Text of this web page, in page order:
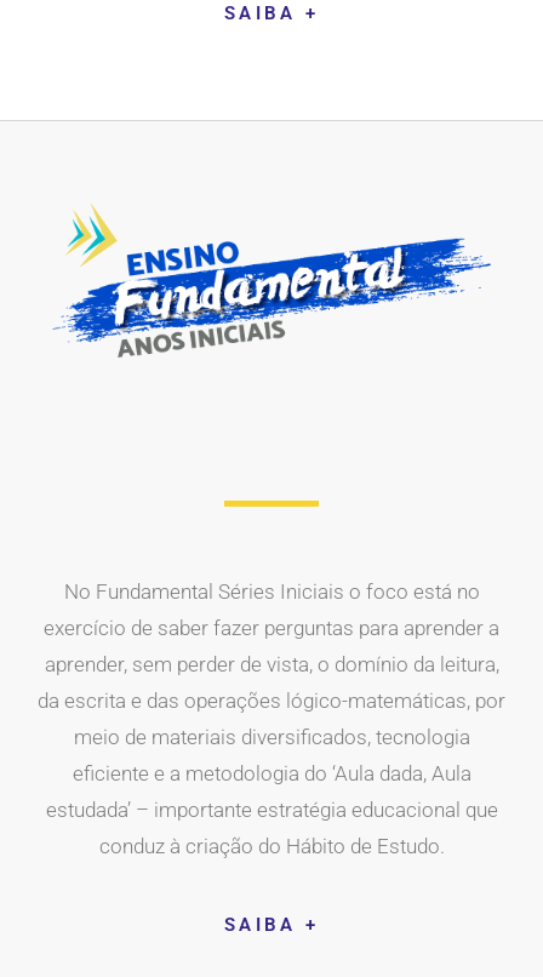
SAIBA +
No Fundamental Séries Iniciais o foco está no
exercício de saber fazer perguntas para aprender a
aprender, sem perder de vista, o domínio da leitura,
da escrita e das operações lógico-matemáticas, por
meio de materiais diversificados, tecnologia
eficiente e a metodologia do ‘Aula dada, Aula
estudada’ – importante estratégia educacional que
conduz à criação do Hábito de Estudo.
SAIBA +